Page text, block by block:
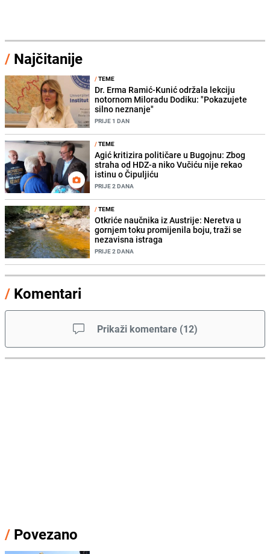
/ Najčitanije
/TEME
Dr. Erma Ramić-Kunić održala lekciju
notornom Miloradu Dodiku: "Pokazujete
silno neznanje"
PRIJE 1 DAN
/TEME
Agić kritizira političare u Bugojnu: Zbog
straha od HDZ-a niko Vučiću nije rekao
istinu o Čipuljiću
PRIJE 2 DANA
/TEME
Otkriće naučnika iz Austrije: Neretva u
gornjem toku promijenila boju, traži se
nezavisna istraga
PRIJE 2 DANA
/ Komentari
Prikaži komentare (12)
/ Povezano